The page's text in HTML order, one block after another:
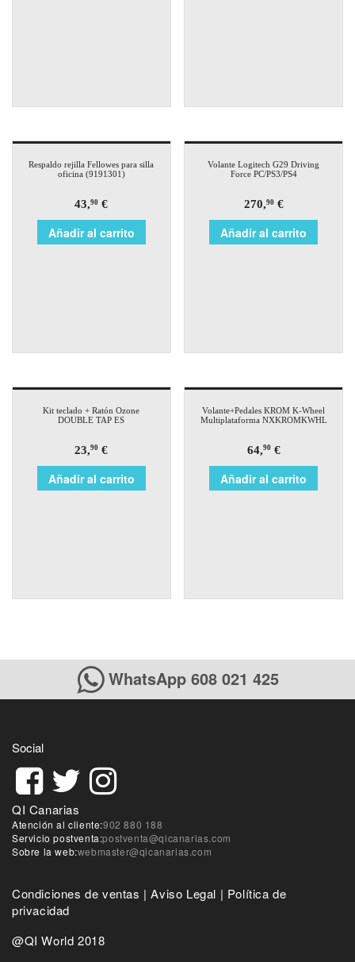
Respaldo rejilla Fellowes para silla
oficina (9191301)
43,90 €
Añadir al carrito
Volante Logitech G29 Driving
Force PC/PS3/PS4
270,90€
Añadir al carrito
Kit teclado + Ratón Ozone
DOUBLE TAP ES
23,90 €
Añadir al carrito
Volante+Pedales KROM K-Wheel
Multiplataforma NXKROMKWHL
64,90€
Añadir al carrito
WhatsApp 608 021 425
Social
QI Canarias
Atención al cliente:902 880 188
Servicio postventa:postventa@qicanarias.com
Sobre la web:webmaster@qicanarias.com
Condiciones de ventas |Aviso Legal | Política de
privacidad
@QI World 2018